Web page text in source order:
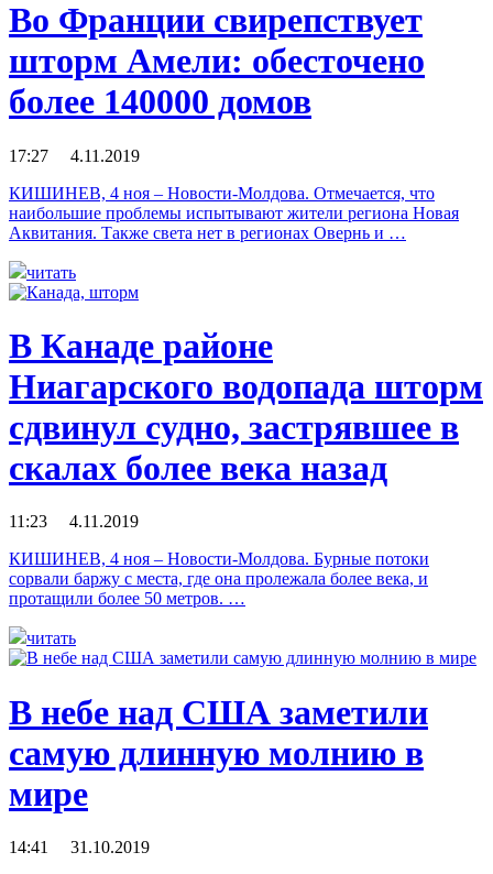
Во Франции свирепствует
шторм Амели: обесточено
более 140000 домов
17:27 4.11.2019
КИШИНЕВ, 4 ноя – Новости-Молдова. Отмечается, что
наибольшие проблемы испытывают жители региона Новая
Аквитания. Также света нет в регионах Овернь и …
читать
В Канаде районе
Ниагарского водопада шторм
сдвинул судно, застрявшее в
скалах более века назад
11:23 4.11.2019
КИШИНЕВ, 4 ноя – Новости-Молдова. Бурные потоки
сорвали баржу с места, где она пролежала более века, и
протащили более 50 метров. …
читать
В небе над США заметили
самую длинную молнию в
мире
14:41 31.10.2019